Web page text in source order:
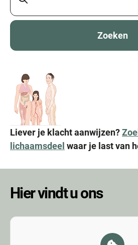
Zoeken
Liever je klacht aanwijzen?
lichaamsdeel waar je last van
Hier vindt u ons